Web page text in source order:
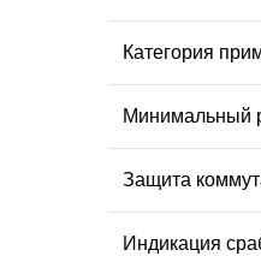
Категория
Минимальный
Защита
Индикация